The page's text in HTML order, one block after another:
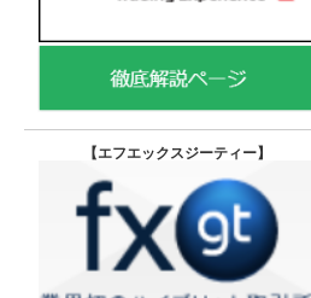
【エフエックスジーティー】